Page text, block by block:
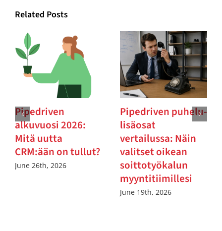
Related Posts
Pipedriven
alkuvuosi 2026:
Mitä uutta
CRM:ään on tullut?
June 26th, 2026
Pipedriven puhelu-
lisäosat
vertailussa: Näin
valitset oikean
soittotyökalun
myyntitiimillesi
June 19th, 2026